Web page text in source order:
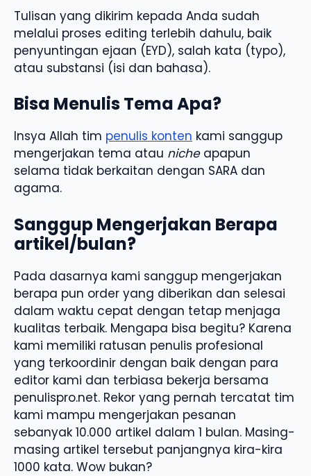
Tulisan yang dikirim kepada Anda sudah
melalui proses editing terlebih dahulu, baik
penyuntingan ejaan (EYD), salah kata (typo),
atau substansi (isi dan bahasa).
Bisa Menulis Tema Apa?
Insya Allah tim penulis konten kami sanggup
mengerjakan tema atau nicheapapun
selama tidak berkaitan dengan SARA dan
agama.
Sanggup Mengerjakan Berapa
artikel/bulan?
Pada dasarnya kami sanggup mengerjakan
berapa pun order yang diberikan dan selesai
dalam waktu cepat dengan tetap menjaga
kualitas terbaik. Mengapa bisa begitu? Karena
kami memiliki ratusan penulis profesional
yang terkoordinir dengan baik dengan para
editor kami dan terbiasa bekerja bersama
penulispro.net. Rekor yang pernah tercatat tim
kami mampu mengerjakan pesanan
sebanyak 10.000 artikel dalam 1 bulan. Masing-
masing artikel tersebut panjangnya kira-kira
1000 kata. Wow bukan?